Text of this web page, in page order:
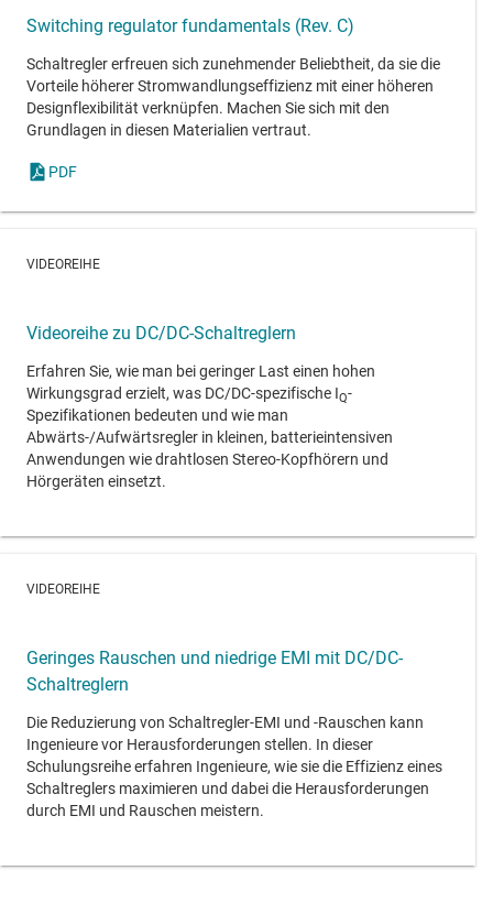
Switching regulator fundamentals (Rev. C)
Schaltregler erfreuen sich zunehmender Beliebtheit, da sie die
Vorteile höherer Stromwandlungseffizienz mit einer höheren
Designflexibilität verknüpfen. Machen Sie sich mit den
Grundlagen in diesen Materialien vertraut.
PDF
VIDEOREIHE
Videoreihe zu DC/DC-Schaltreglern
Erfahren Sie, wie man bei geringer Last einen hohen
Wirkungsgrad erzielt, was DC/DC-spezifische IQ-
Spezifikationen bedeuten und wie man
Abwärts-/Aufwärtsregler in kleinen, batterieintensiven
Anwendungen wie drahtlosen Stereo-Kopfhörern und
Hörgeräten einsetzt.
VIDEOREIHE
Geringes Rauschen und niedrige EMI mit DC/DC-
Schaltreglern
Die Reduzierung von Schaltregler-EMI und -Rauschen kann
Ingenieure vor Herausforderungen stellen. In dieser
Schulungsreihe erfahren Ingenieure, wie sie die Effizienz eines
Schaltreglers maximieren und dabei die Herausforderungen
durch EMI und Rauschen meistern.